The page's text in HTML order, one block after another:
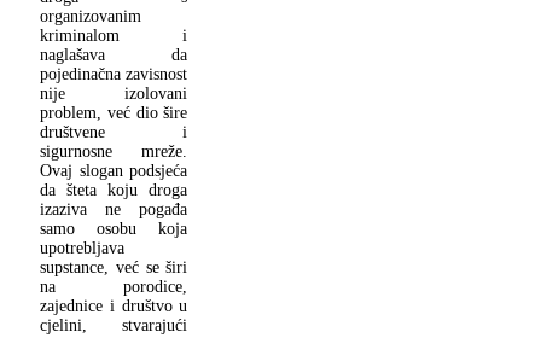
organizovanim
kriminalom i
naglašava da
pojedinačna zavisnost
nije izolovani
problem, već dio šire
društvene i
sigurnosne mreže.
Ovaj slogan podsjeća
da šteta koju droga
izaziva ne pogađa
samo osobu koja
upotrebljava
supstance, već se širi
na porodice,
zajednice i društvo u
cjelini, stvarajući